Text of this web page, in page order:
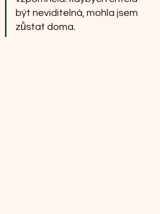
být neviditelná, mohla jsem
zůstat doma.